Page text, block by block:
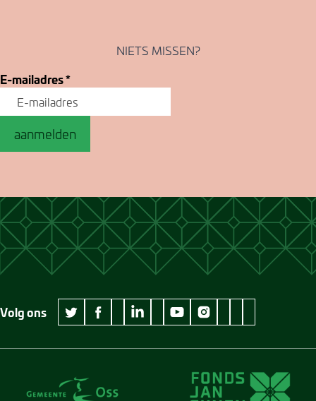
NIETS MISSEN?
E-mailadres*
aanmelden
Volg ons
twitter Museum Jan Cunen
facebook Museum Jan Cunen
wikipedia Museum Jan Cunen
linkedin Museum Jan Cunen
googleplus Museum Jan Cunen
youtube Museum Jan Cunen
instagram Museum